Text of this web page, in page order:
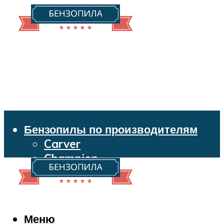
Бензопилы по производителям
Carver
Champion
Echo
Husqvarna
Makita
Меню